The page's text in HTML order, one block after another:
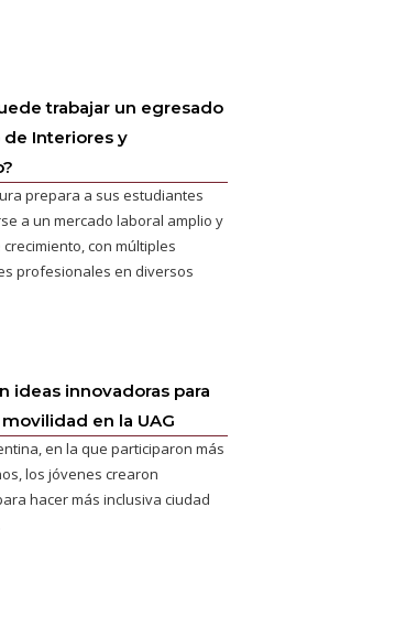
trabajar un egresado
de Interiores y
prepara a sus estudiantes
a un mercado laboral amplio y
con múltiples
profesionales en diversos
ideas innovadoras para
en la UAG
en la que participaron más
los jóvenes crearon
hacer más inclusiva ciudad